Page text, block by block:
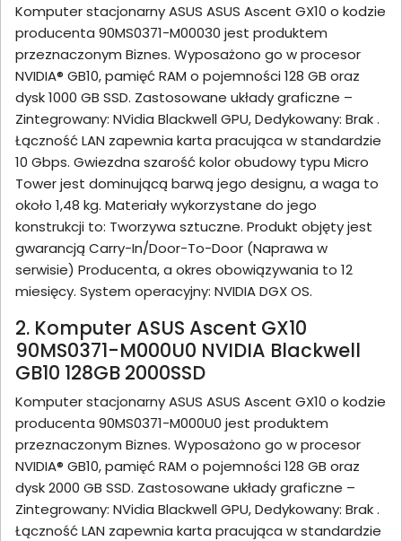
Komputer stacjonarny ASUS ASUS Ascent GX10 o kodzie
producenta 90MS0371-M00030 jest produktem
przeznaczonym Biznes. Wyposażono go w procesor
NVIDIA® GB10, pamięć RAM o pojemności 128 GB oraz
dysk 1000 GB SSD. Zastosowane układy graficzne –
Zintegrowany: NVidia Blackwell GPU, Dedykowany: Brak .
Łączność LAN zapewnia karta pracująca w standardzie
10 Gbps. Gwiezdna szarość kolor obudowy typu Micro
Tower jest dominującą barwą jego designu, a waga to
około 1,48 kg. Materiały wykorzystane do jego
konstrukcji to: Tworzywa sztuczne. Produkt objęty jest
gwarancją Carry-In/Door-To-Door (Naprawa w
serwisie) Producenta, a okres obowiązywania to 12
miesięcy. System operacyjny: NVIDIA DGX OS.
2. Komputer ASUS Ascent GX10
90MS0371-M000U0 NVIDIA Blackwell
GB10 128GB 2000SSD
Komputer stacjonarny ASUS ASUS Ascent GX10 o kodzie
producenta 90MS0371-M000U0 jest produktem
przeznaczonym Biznes. Wyposażono go w procesor
NVIDIA® GB10, pamięć RAM o pojemności 128 GB oraz
dysk 2000 GB SSD. Zastosowane układy graficzne –
Zintegrowany: NVidia Blackwell GPU, Dedykowany: Brak .
Łączność LAN zapewnia karta pracująca w standardzie